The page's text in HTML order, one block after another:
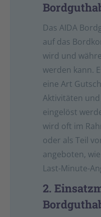
Das AIDA
auf das
wird und
werden kann.
eine Art
Aktivitäten
eingelöst
wird oft im
oder als Teil
angeboten,
Last-Minute-
2.